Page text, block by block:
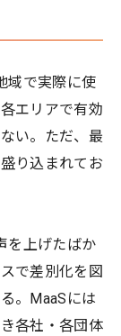
域で実際に使
エリアで有効
い。ただ、最
り込まれてお
を上げたばか
で差別化を図
。MaaSには
各社・各団体